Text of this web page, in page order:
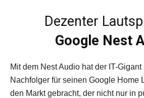
Dezenter
Google Nest
Mit dem Nest Audio hat der IT-
Nachfolger für seinen Google Home
den Markt gebracht, der nicht nur in